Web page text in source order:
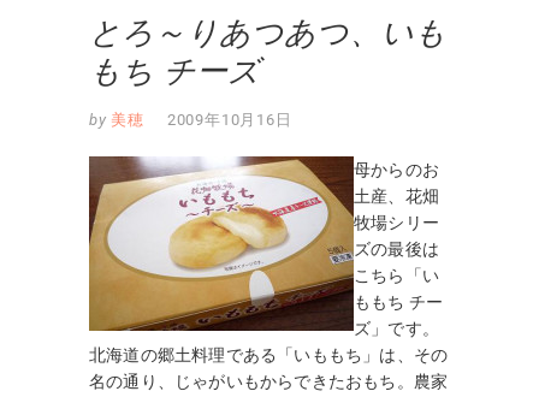
とろ～りあつあつ、いも
もち チーズ
by 美穂 2009年10月16日
母からのお
土産、花畑
牧場シリー
ズの最後は
こちら「い
ももち チー
ズ」です。
北海道の郷土料理である「いももち」は、その
名の通り、じゃがいもからできたおもち。農家